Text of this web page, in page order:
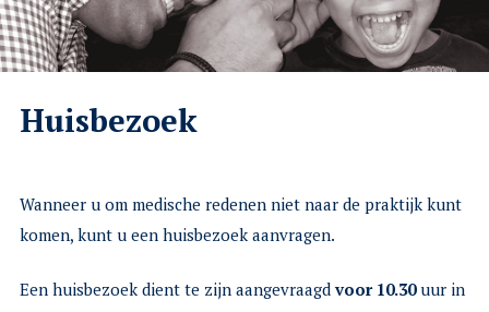
Huisbezoek
Wanneer u om medische redenen niet naar de praktijk kunt
komen, kunt u een huisbezoek aanvragen.
Een huisbezoek dient te zijn aangevraagdvoor 10.30uur in